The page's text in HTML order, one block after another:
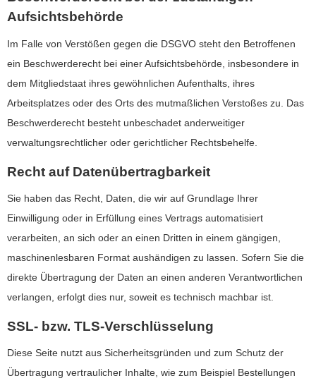
Aufsichtsbehörde
Im Falle von Verstößen gegen die DSGVO steht den Betroffenen
ein Beschwerderecht bei einer Aufsichtsbehörde, insbesondere in
dem Mitgliedstaat ihres gewöhnlichen Aufenthalts, ihres
Arbeitsplatzes oder des Orts des mutmaßlichen Verstoßes zu. Das
Beschwerderecht besteht unbeschadet anderweitiger
verwaltungsrechtlicher oder gerichtlicher Rechtsbehelfe.
Recht auf Datenübertragbarkeit
Sie haben das Recht, Daten, die wir auf Grundlage Ihrer
Einwilligung oder in Erfüllung eines Vertrags automatisiert
verarbeiten, an sich oder an einen Dritten in einem gängigen,
maschinenlesbaren Format aushändigen zu lassen. Sofern Sie die
direkte Übertragung der Daten an einen anderen Verantwortlichen
verlangen, erfolgt dies nur, soweit es technisch machbar ist.
SSL- bzw. TLS-Verschlüsselung
Diese Seite nutzt aus Sicherheitsgründen und zum Schutz der
Übertragung vertraulicher Inhalte, wie zum Beispiel Bestellungen